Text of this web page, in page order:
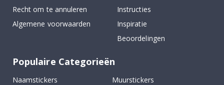
Recht om te annuleren
Algemene voorwaarden
Instructies
Inspiratie
Beoordelingen
Populaire Categorieën
Naamstickers
Muurstickers